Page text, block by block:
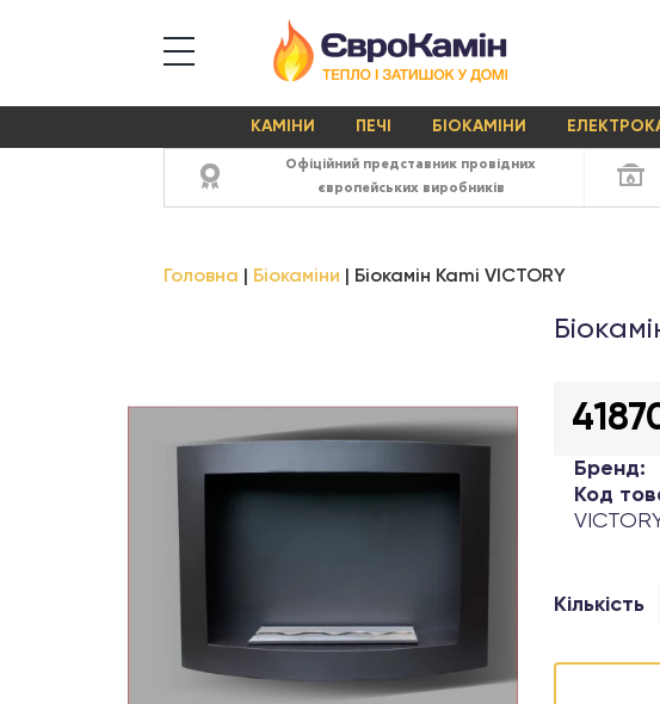
КАМІНИ ПЕЧІ БІОКАМІНИ
Офіційний представник провідних
європейських виробників
Головна Біокаміни Біокамін Kami VICTORY
Бренд:
Код
Кількість